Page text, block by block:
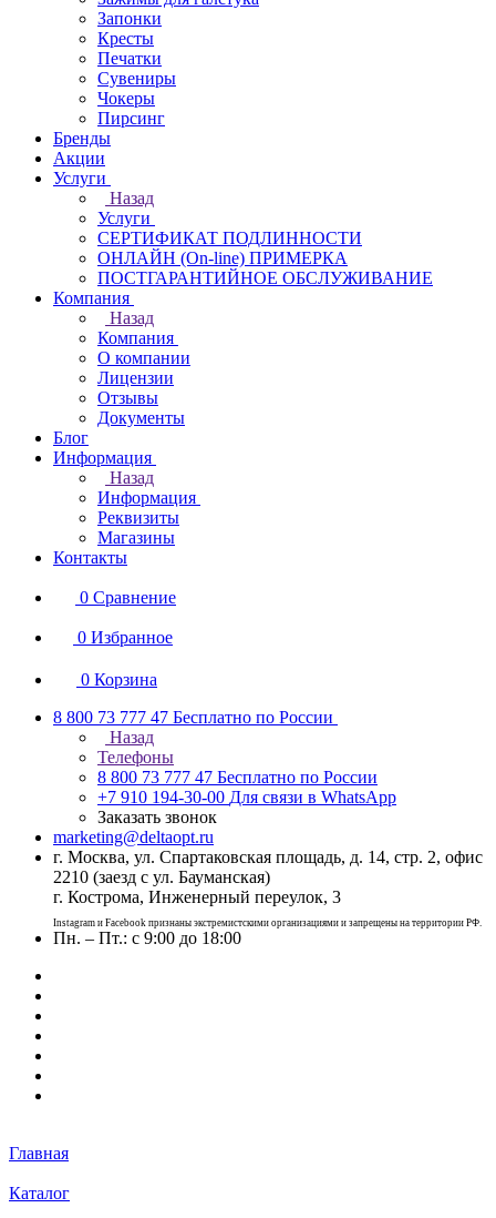
Запонки
Кресты
Печатки
Сувениры
Чокеры
Пирсинг
Бренды
Акции
Услуги
Назад
Услуги
СЕРТИФИКАТ ПОДЛИННОСТИ
ОНЛАЙН (On-line) ПРИМЕРКА
ПОСТГАРАНТИЙНОЕ ОБСЛУЖИВАНИЕ
Компания
Назад
Компания
О компании
Лицензии
Отзывы
Документы
Блог
Информация
Назад
Информация
Реквизиты
Магазины
Контакты
0 Сравнение
0 Избранное
0 Корзина
8 800 73 777 47 Бесплатно по России
Назад
Телефоны
8 800 73 777 47 Бесплатно по России
+7 910 194-30-00 Для связи в WhatsApp
Заказать звонок
marketing@deltaopt.ru
г. Москва, ул. Спартаковская площадь, д. 14, стр. 2, офис
2210 (заезд с ул. Бауманская)
г. Кострома, Инженерный переулок, 3
Instagram и Facebook признаны экстремистскими организациями и запрещены на территории РФ.
Пн. – Пт.: с 9:00 до 18:00
Главная
Каталог